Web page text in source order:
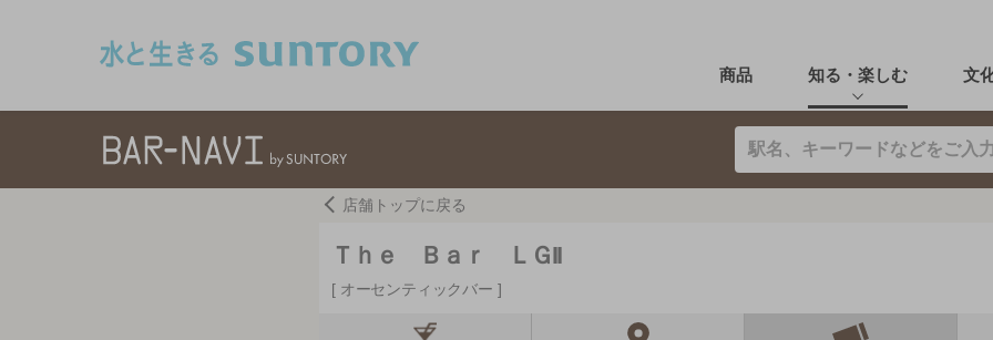
商品 知る・楽しむ 文
店舗トップに戻る
Ｔｈｅ Ｂａｒ ＬＧII
オーセンティックバー